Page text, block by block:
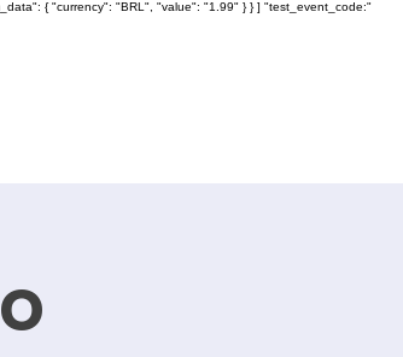
{ "currency": "BRL", "value": "1.99" } } ] "test_event_code:"